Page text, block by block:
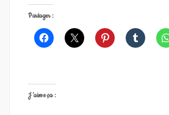
Partager :
J’aime ça :